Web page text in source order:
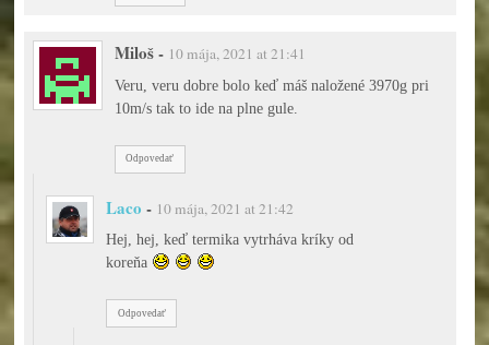
Miloš- 10 mája, 2021 at 21:41
Veru, veru dobre bolo keď máš naložené 3970g pri
10m/s tak to ide na plne gule.
Odpovedať
Laco - 10 mája, 2021 at 21:42
Hej, hej, keď termika vytrháva kríky od
koreňa
Odpovedať